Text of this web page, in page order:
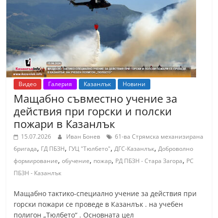
а
з
а
н
л
ъ
к
и
о
б
л
с
т
Видео Галерия Казанлък Новини
Мащабно съвместно учение за
действия при горски и полски
пожари в Казанлък
15.07.2026 Иван Бонев
61-ва Стрямска механизирана
бригада, ГД ПБЗН, ГУЦ "Тюлбето",ДГС-Казанлък,Доброволно
формирование,обучение, пожар, РД ПБЗН - Стара Загора, РС
ПБЗН - Казанлък
Мащабно тактико-специално учение за действия при
горски пожари се проведе в Казанлък . на учебен
полигон „Тюлбето“ . Основната цел